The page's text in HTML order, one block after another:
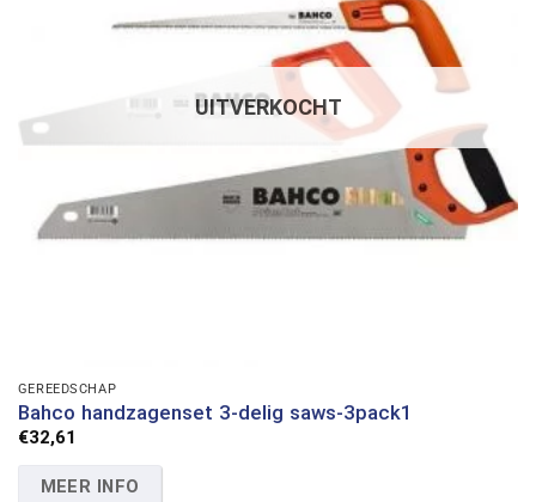
UITVERKOCHT
GEREEDSCHAP
Bahco handzagenset 3-delig saws-3pack1
€32,61
MEER INFO